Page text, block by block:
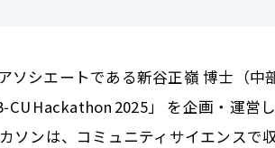
アソシエートである新谷正嶺 博士（
Hackathon 2025」 を企画・運営
ソンは、コミュニティサイエンスで